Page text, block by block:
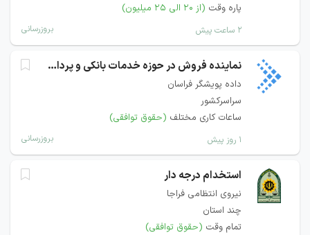
پاره وقت (از ۲۰ الی ۲۵ میلیون)
۲ ساعت پیش بروزرسانی
نماینده فروش در حوزه خدمات بانکی و پرداخت
داده پویشگر فراسان
سراسرکشور
ساعات کاری مختلف (حقوق توافقی)
۱ روز پیش بروزرسانی
استخدام درجه دار
نیروی انتظامی فراجا
چند استان
تمام وقت (حقوق توافقی)